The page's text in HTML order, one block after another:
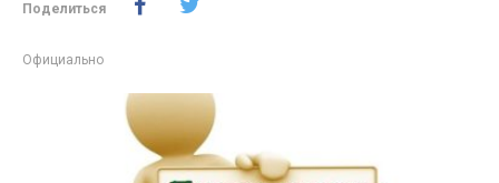
Поделиться
Официально